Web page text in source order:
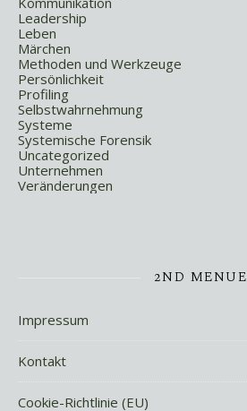
Leadership
Leben
Märchen
Methoden und Werkzeuge
Persönlichkeit
Profiling
Selbstwahrnehmung
Systeme
Systemische Forensik
Uncategorized
Unternehmen
Veränderungen
2ND MENUE
Impressum
Kontakt
Cookie-Richtlinie (EU)